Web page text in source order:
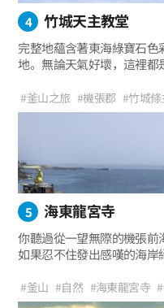
4 竹城天主教堂
完整地蘊含著東海綠寶石
地。無論天氣好壞，這裡都
他們必去的地方就是機張的
#釜山之旅 #機張郡 #竹城
#竹城夢想外景地 #釜山約會
5 海東龍宮寺
你聽過從一望無際的機張前
如果忍不住發出感嘆的海
波濤和海風還有令人窒息
#釜山 #自然 #海東龍宮寺
#大海風景 #海岸美景 #日